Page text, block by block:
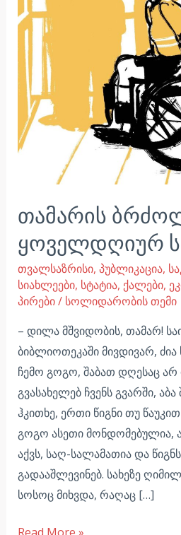
თამარის
ყოველდღიურ
თვალსაზრისი, პუბლიკაცია,
სიახლეები, სტატია, ქალები,
პირები/ სოლიდარობის თემი
– დილა მშვიდობის, თამარ!
ბიბლიოთეკაში მივდივარ,
ჩემო გოგო, შაბათ დღესაც არ
გვასახელებ ჩვენს გვარში, აბა
ჰკითხე, ერთი წიგნი თუ
გოგო ასეთი მონდომებულია,
აქვს, საღ-სალამათია და
გადააშლევინებ. სახეზე
სოსოც მიხვდა, რაღაც […]